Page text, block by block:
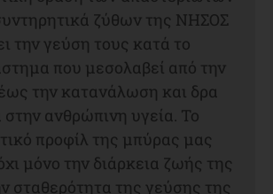
ζύθων της ΝΗΣΟΣ
την γεύση τους κατά το
που μεσολαβεί από την
την κατανάλωση και δρα
στην ανθρώπινη υγεία. Το
προφίλ της μπύρας μας
μόνο την διάρκεια ζωής της
σταθερότητα της γεύσης της